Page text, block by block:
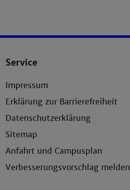
Service
Impressum
Erklärung zur Barrierefreiheit
Datenschutzerklärung
Sitemap
Anfahrt und Campusplan
Verbesserungsvorschlag melden